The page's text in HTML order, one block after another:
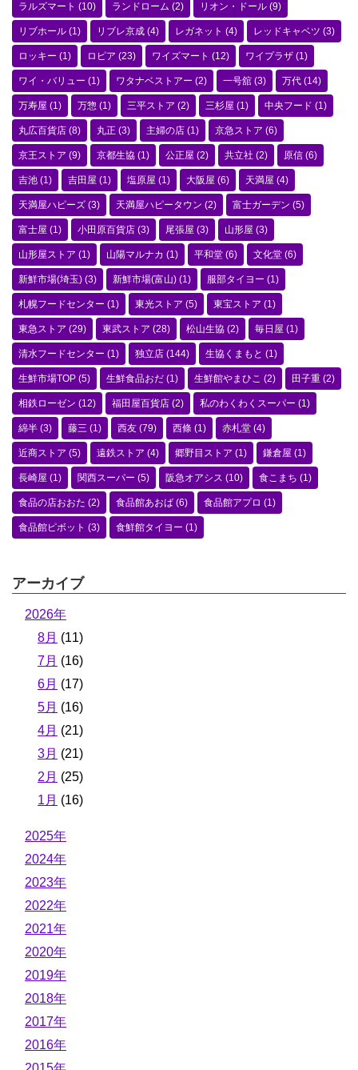
ラルズマート (10) ランドローム (2) リオン・ドール (9)
リブホール (1) リブレ京成 (4) レガネット (4) レッドキャベツ (3)
ロッキー (1) ロピア (23) ワイズマート (12) ワイプラザ (1)
ワイ・バリュー (1) ワタナベストアー (2) 一号舘 (3) 万代 (14)
万寿屋 (1) 万惣 (1) 三平ストア (2) 三杉屋 (1) 中央フード (1)
丸広百貨店 (8) 丸正 (3) 主婦の店 (1) 京急ストア (6)
京王ストア (9) 京都生協 (1) 公正屋 (2) 共立社 (2) 原信 (6)
吉池 (1) 吉田屋 (1) 塩原屋 (1) 大阪屋 (6) 天満屋 (4)
天満屋ハピーズ (3) 天満屋ハピータウン (2) 富士ガーデン (5)
富士屋 (1) 小田原百貨店 (3) 尾張屋 (3) 山形屋 (3)
山形屋ストア (1) 山陽マルナカ (1) 平和堂 (6) 文化堂 (6)
新鮮市場(埼玉) (3) 新鮮市場(富山) (1) 服部タイヨー (1)
札幌フードセンター (1) 東光ストア (5) 東宝ストア (1)
東急ストア (29) 東武ストア (28) 松山生協 (2) 毎日屋 (1)
清水フードセンター (1) 独立店 (144) 生協くまもと (1)
生鮮市場TOP (5) 生鮮食品おだ (1) 生鮮館やまひこ (2) 田子重 (2)
相鉄ローゼン (12) 福田屋百貨店 (2) 私のわくわくスーパー (1)
綿半 (3) 藤三 (1) 西友 (79) 西條 (1) 赤札堂 (4)
近商ストア (5) 遠鉄ストア (4) 郷野目ストア (1) 鎌倉屋 (1)
長崎屋 (1) 関西スーパー (5) 阪急オアシス (10) 食こまち (1)
食品の店おおた (2) 食品館あおば (6) 食品館アプロ (1)
食品館ピボット (3) 食鮮館タイヨー (1)
アーカイブ
2026年
8月 (11)
7月 (16)
6月 (17)
5月 (16)
4月 (21)
3月 (21)
2月 (25)
1月 (16)
2025年
2024年
2023年
2022年
2021年
2020年
2019年
2018年
2017年
2016年